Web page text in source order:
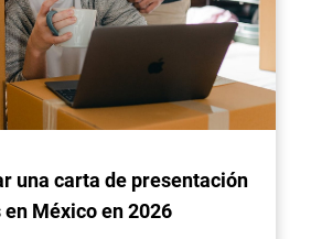
una carta de presentación
México en 2026